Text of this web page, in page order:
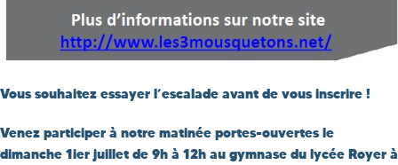
Vous souhaitez essayer l’escalade avant de vous inscrire !
Venez participer à notre matinée portes-ouvertes le
dimanche 1ier juillet de 9h à 12h au gymnase du lycée Royer à